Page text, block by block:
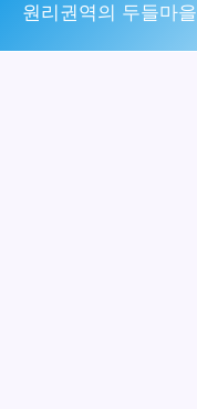
로
원리권역의 두들마